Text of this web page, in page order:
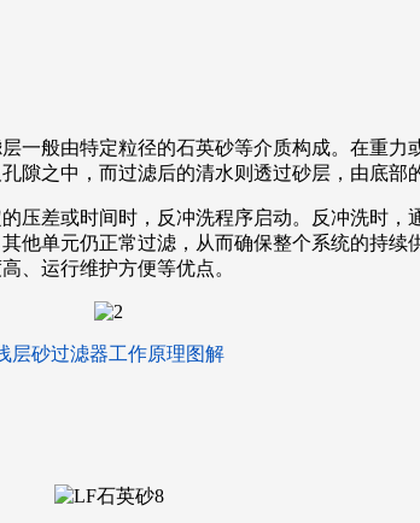
一般由特定粒径的石英砂等介质构成。在重
之中，而过滤后的清水则透过砂层，由底部
压差或时间时，反冲洗程序启动。反冲洗时
他单元仍正常过滤，从而确保整个系统的持
、运行维护方便等优点。
层砂过滤器工作原理图解